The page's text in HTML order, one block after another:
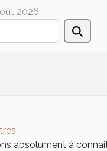
2026
absolument à